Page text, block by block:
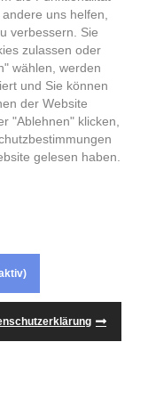
Belarus
Weissrussland, der
wie Moskau,
Traummann.
Minsk.
Belarus und der
Ihre Datingagentur
Moskau, Ihr
Weißrussische
ANASTASIA-
© 2026
uns helfen,
verbessern. Sie
zulassen oder
wählen, werden
und Sie können
der Website
"Ablehnen" klicken,
gelesen haben.